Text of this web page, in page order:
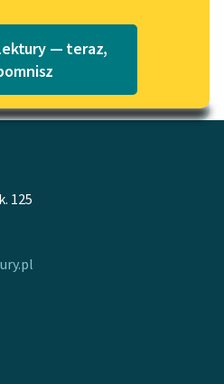
Katalog w formacie PDF
— teraz,
125